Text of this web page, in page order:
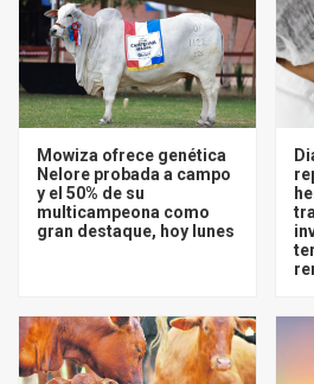
Mowiza ofrece genética
Nelore probada a campo
y el 50% de su
multicampeona como
gran destaque, hoy lunes